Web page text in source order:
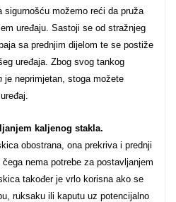
sigurnošću možemo reći da pruža
uređaju. Sastoji se od stražnjeg
sa prednjim dijelom te se postiže
uređaja. Zbog svog tankog
je neprimjetan, stoga možete
kaljenog stakla.
obostrana, ona prekriva i prednji
nema potrebe za postavljanjem
također je vrlo korisna ako se
ruksaku ili kaputu uz potencijalno
Za nju
Auto - Moto motivi